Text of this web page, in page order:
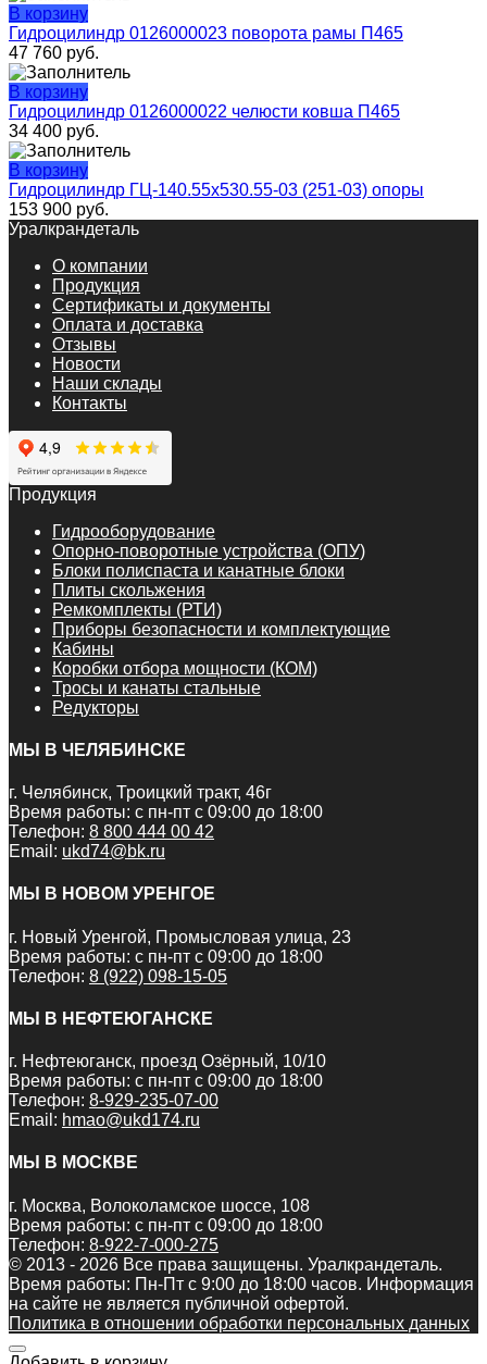
В корзину
Гидроцилиндр 0126000023 поворота рамы П465
47 760 руб.
В корзину
Гидроцилиндр 0126000022 челюсти ковша П465
34 400 руб.
В корзину
Гидроцилиндр ГЦ-140.55х530.55-03 (251-03) опоры
153 900 руб.
Уралкрандеталь
О компании
Продукция
Сертификаты и документы
Оплата и доставка
Отзывы
Новости
Наши склады
Контакты
Продукция
Гидрооборудование
Опорно-поворотные устройства (ОПУ)
Блоки полиспаста и канатные блоки
Плиты скольжения
Ремкомплекты (РТИ)
Приборы безопасности и комплектующие
Кабины
Коробки отбора мощности (КОМ)
Тросы и канаты стальные
Редукторы
МЫ В ЧЕЛЯБИНСКЕ
г. Челябинск, Троицкий тракт, 46г
Время работы: с пн-пт с 09:00 до 18:00
Телефон: 8 800 444 00 42
Email: ukd74@bk.ru
МЫ В НОВОМ УРЕНГОЕ
г. Новый Уренгой, Промысловая улица, 23
Время работы: с пн-пт с 09:00 до 18:00
Телефон: 8 (922) 098-15-05
МЫ В НЕФТЕЮГАНСКЕ
г. Нефтеюганск, проезд Озёрный, 10/10
Время работы: с пн-пт с 09:00 до 18:00
Телефон: 8-929-235-07-00
Email: hmao@ukd174.ru
МЫ В МОСКВЕ
г. Москва, Волоколамское шоссе, 108
Время работы: с пн-пт с 09:00 до 18:00
Телефон: 8-922-7-000-275
© 2013 - 2026 Все права защищены. Уралкрандеталь.
Время работы: Пн-Пт c 9:00 до 18:00 часов. Информация
на сайте не является публичной офертой.
Политика в отношении обработки персональных данных